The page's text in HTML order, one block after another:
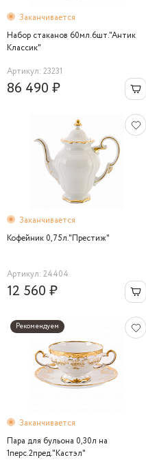
Заканчивается
Набор стаканов 60мл.6шт."Антик
Классик"
Артикул: 23231
86 490 ₽
Заканчивается
Кофейник 0,75л."Престиж"
Артикул: 24404
12 560 ₽
Рекомендуем
Заканчивается
Пара для бульона 0,30л на
1перс.2пред."Кастэл"